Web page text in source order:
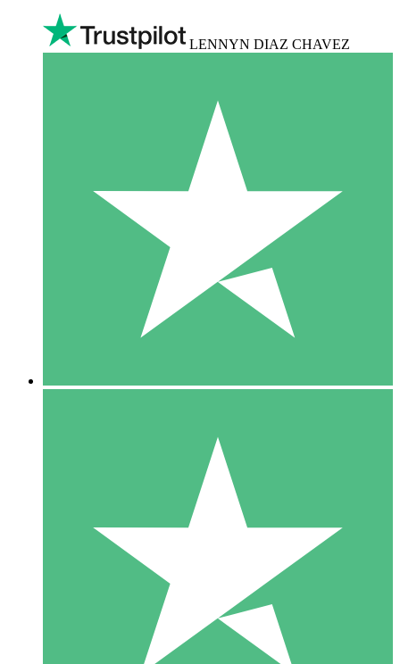
LENNYN DIAZ CHAVEZ